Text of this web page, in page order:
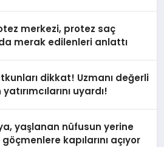
merkezi, protez saç
merak edilenleri anlattı
dikkat! Uzmanı değerli
uyardı!
yaşlanan nüfusun yerine
kapılarını açıyor